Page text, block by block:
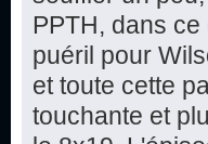
PPTH, dans
puéril pour
et toute cette
touchante et